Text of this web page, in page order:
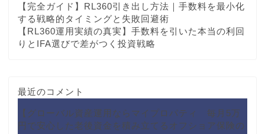
【完全ガイド】RL360引き出し方法｜手数料を最小化
する戦略的タイミングと失敗回避術
【RL360運用実績の真実】手数料を引いた本当の利回
りとIFA選びで差がつく投資戦略
最近のコメント
【グローバル資産運用ならマイプロパティ 毎月5万
円で安心した老後資金を積み立てるオフショア保険の